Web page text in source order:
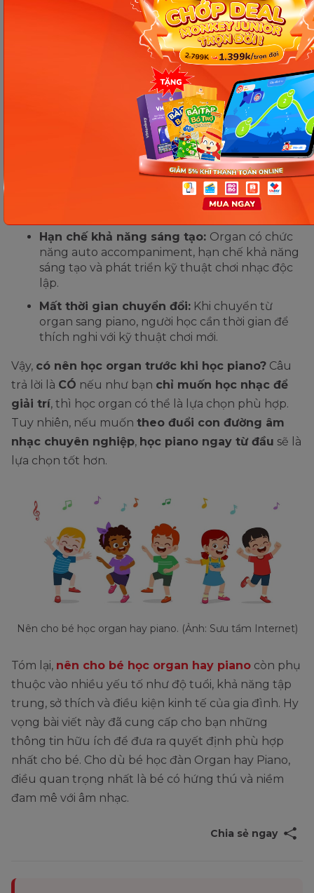
Phát triển cảm thụ âm nhạc:Việc học organ
giúp trẻ rèn luyện khả năng cảm thụ âm
thanh, nhịp điệu và giai điệu.
Tạo nền tảng cho học piano:
Việc học organ
giúp trẻ làm quen với các khái niệm cơ bản về
âm nhạc, tạo nền tảng để học piano dễ dàng
Kỹ thuật chơi khác biệt:Organ và piano có kỹ
thuật chơi khác nhau, việc học organ trước có
thể ảnh hưởng đến việc học piano sau này.
Hạn chế khả năng sáng tạo: Organ có chức
năng auto accompaniment, hạn chế khả năng
sáng tạo và phát triển kỹ thuật chơi nhạc độc
lập.
Mất thời gian chuyển đổi: Khi chuyển từ
organ sang piano, người học cần thời gian để
thích nghi với kỹ thuật chơi mới.
Vậy, có nên học organ trước khi học piano? Câu
trả lời là CÓ nếu như bạn chỉ muốn học nhạc để
giải trí, thì học organ có thể là lựa chọn phù hợp.
Tuy nhiên, nếu muốn theo đuổi con đường âm
nhạc chuyên nghiệp, học piano ngay từ đầu sẽ là
lựa chọn tốt hơn.
Nên cho bé học organ hay piano. (Ảnh: Sưu tầm Internet)
Tóm lại, nên cho bé học organ hay piano còn phụ
thuộc vào nhiều yếu tố như độ tuổi, khả năng tập
trung, sở thích và điều kiện kinh tế của gia đình. Hy
vọng bài viết này đã cung cấp cho bạn những
thông tin hữu ích để đưa ra quyết định phù hợp
nhất cho bé. Cho dù bé học đàn Organ hay Piano,
điều quan trọng nhất là bé có hứng thú và niềm
đam mê với âm nhạc.
Chia sẻ ngay